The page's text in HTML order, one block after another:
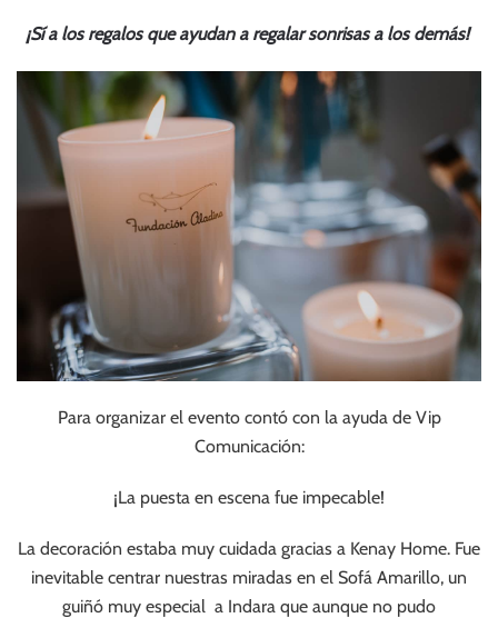
¡Sí a los regalos que ayudan a regalar sonrisas a los demás!
Para organizar el evento contó con la ayuda de Vip
Comunicación:
¡La puesta en escena fue impecable!
La decoración estaba muy cuidada gracias a Kenay Home. Fue
inevitable centrar nuestras miradas en el Sofá Amarillo, un
guiñó muy especial a Indara que aunque no pudo